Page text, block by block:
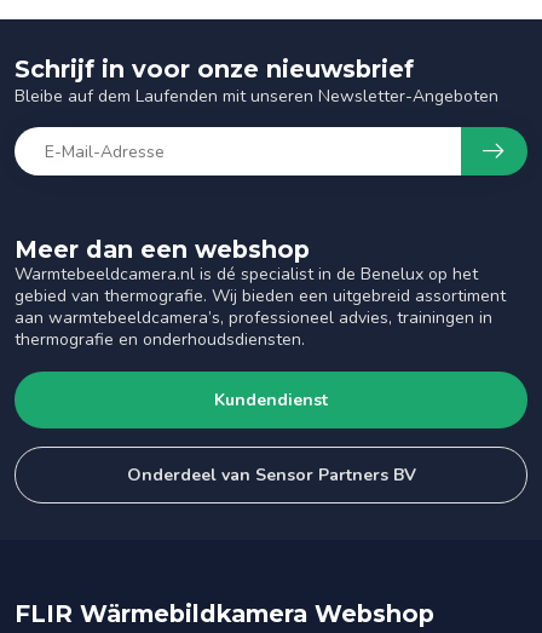
Meer dan een webshop
Warmtebeeldcamera.nl is dé specialist in de Benelux op het
gebied van thermografie. Wij bieden een uitgebreid assortiment
aan warmtebeeldcamera’s, professioneel advies, trainingen in
thermografie en onderhoudsdiensten.
Kundendienst
Onderdeel van Sensor Partners BV
Schrijf in voor onze nieuwsbrief
Bleibe auf dem Laufenden mit unseren Newsletter-Angeboten
FLIR Wärmebildkamera Webshop